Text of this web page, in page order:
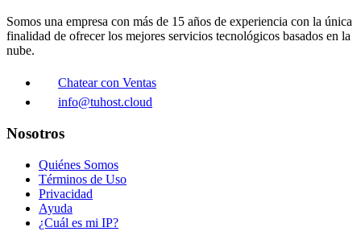
Somos una empresa con más de 15 años de experiencia con la única
finalidad de ofrecer los mejores servicios tecnológicos basados en la
nube.
Chatear con Ventas
info@tuhost.cloud
Nosotros
Quiénes Somos
Términos de Uso
Privacidad
Ayuda
¿Cuál es mi IP?